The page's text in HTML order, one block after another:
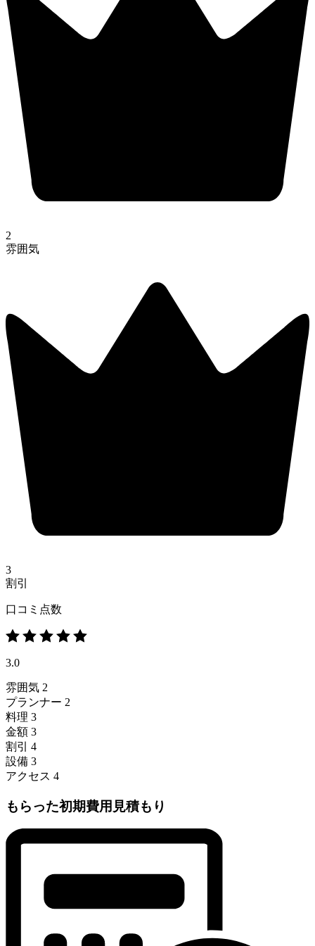
2
雰囲気
3
割引
口コミ点数
3.0
雰囲気 2
プランナー 2
料理 3
金額 3
割引
4
設備 3
アクセス 4
もらった初期費用見積もり